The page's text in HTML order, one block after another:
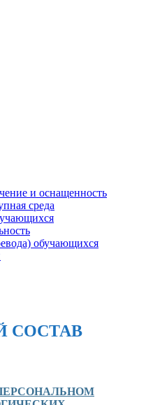
и оснащенность
среда
обучающихся
СОСТАВ